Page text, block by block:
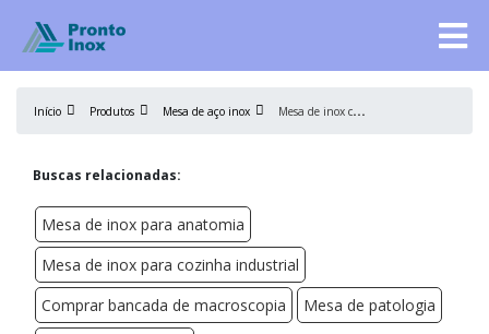
Início Produtos Mesa de aço inox M
esa de inox cozinha industrial
Buscas relacionadas:
Mesa de inox para anatomia
Mesa de inox para cozinha industrial
Comprar bancada de macroscopia
Mesa de patologia